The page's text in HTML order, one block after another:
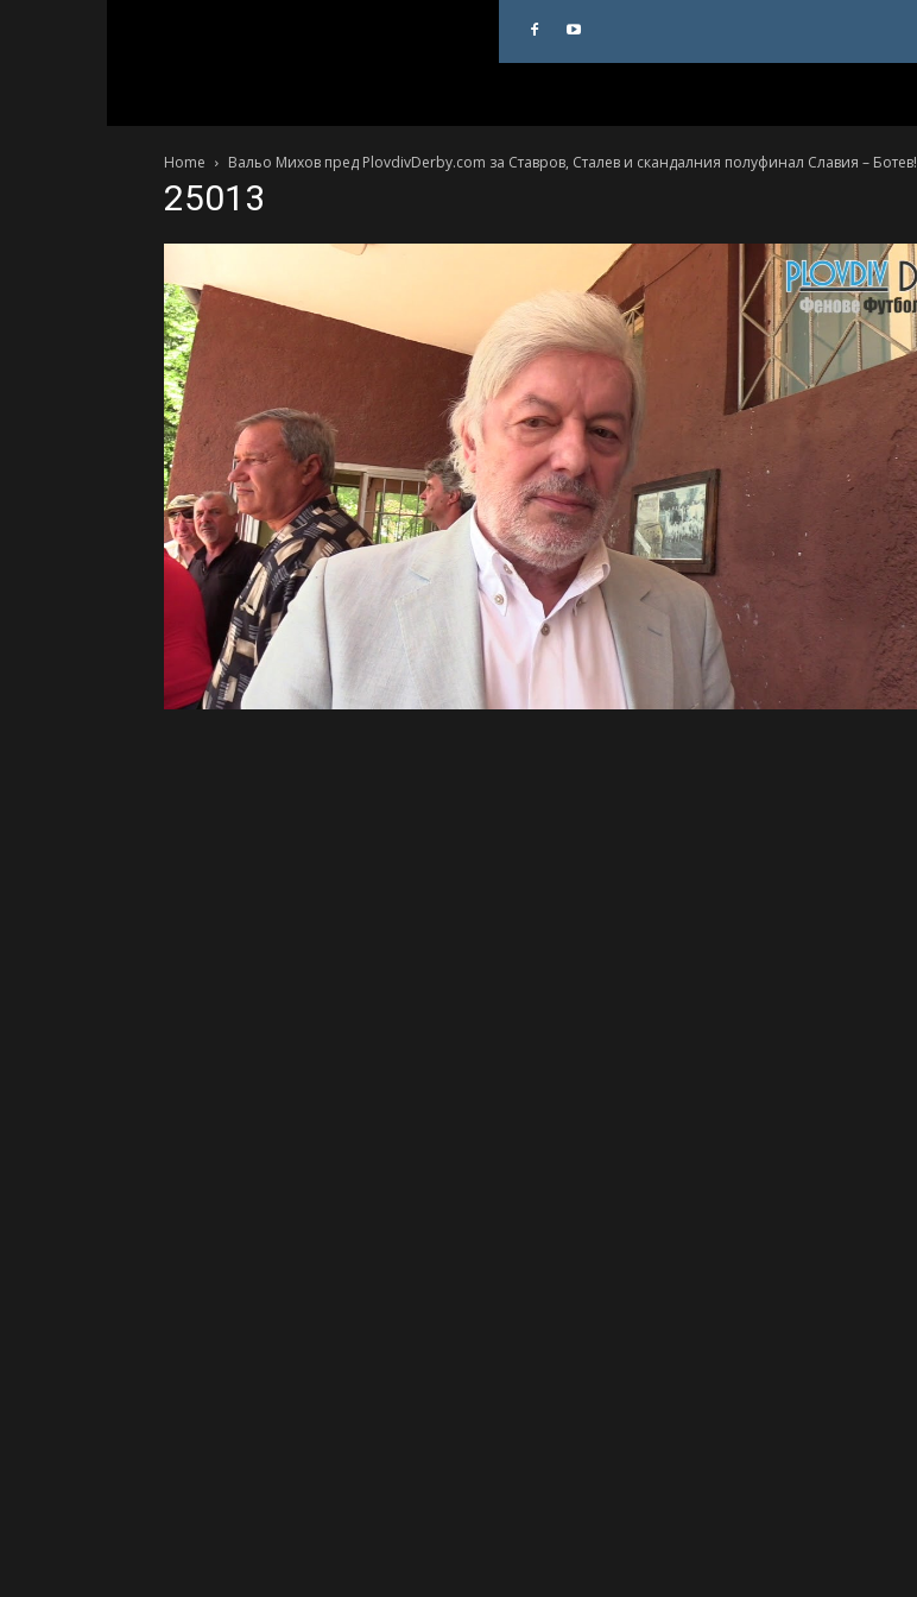
Home Вальо Михов пред PlovdivDerby.com за Ставров, Сталев и скандалния полуфинал Славия – Ботев!
25013